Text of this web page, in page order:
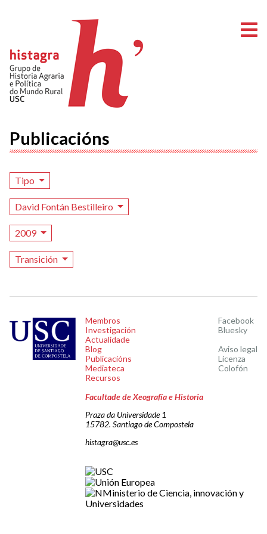
Publicacións
Tipo
David Fontán Bestilleiro
2009
Transición
Membros
Investigación
Actualidade
Blog
Publicacións
Mediateca
Recursos
Facebook
Bluesky
Aviso legal
Licenza
Colofón
Facultade de Xeografía e Historia
Praza da Universidade 1
15782. Santiago de Compostela
histagra@usc.es